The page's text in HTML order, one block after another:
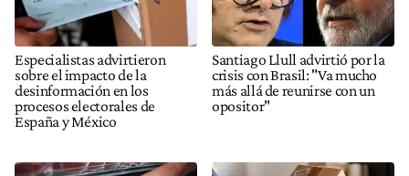
Especialistas advirtieron
sobre el impacto de la
desinformación en los
procesos electorales de
España y México
Santiago Llull advirtió por la
crisis con Brasil: "Va mucho
más allá de reunirse con un
opositor"